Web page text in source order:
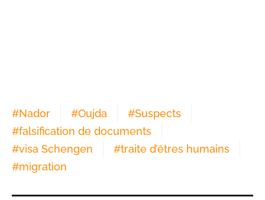
#Nador #Oujda #Suspects
#falsification de documents
#visa Schengen #traite d’êtres humains
#migration